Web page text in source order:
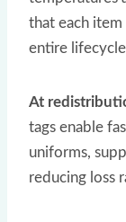
that each
entire
At
tags enable
uniforms,
reducing loss